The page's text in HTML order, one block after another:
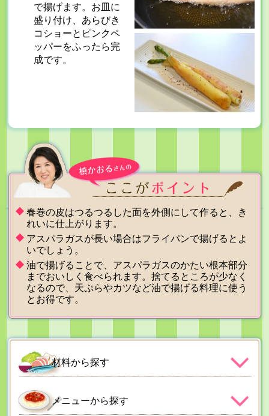
で揚げます。お皿に
盛り付け、あらびき
コショーとピンクペ
ッパーをふったら完
成です。
春巻の皮はつるつるした面を外側にして作ると、き
れいに仕上がります。
アスパラガスが長い場合はフライパンで揚げるとよ
いでしょう。
油で揚げることで、アスパラガスのかたい根本部分
までおいしく食べられます。捨てるところが少なく
なるので、天ぷらやカツなど油で揚げる料理に使う
とお得です。
材料から探す
メニューから探す